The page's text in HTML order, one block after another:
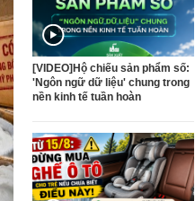
[VIDEO]Hộ chiếu sản phẩm số:
'Ngôn ngữ dữ liệu' chung trong
nền kinh tế tuần hoàn